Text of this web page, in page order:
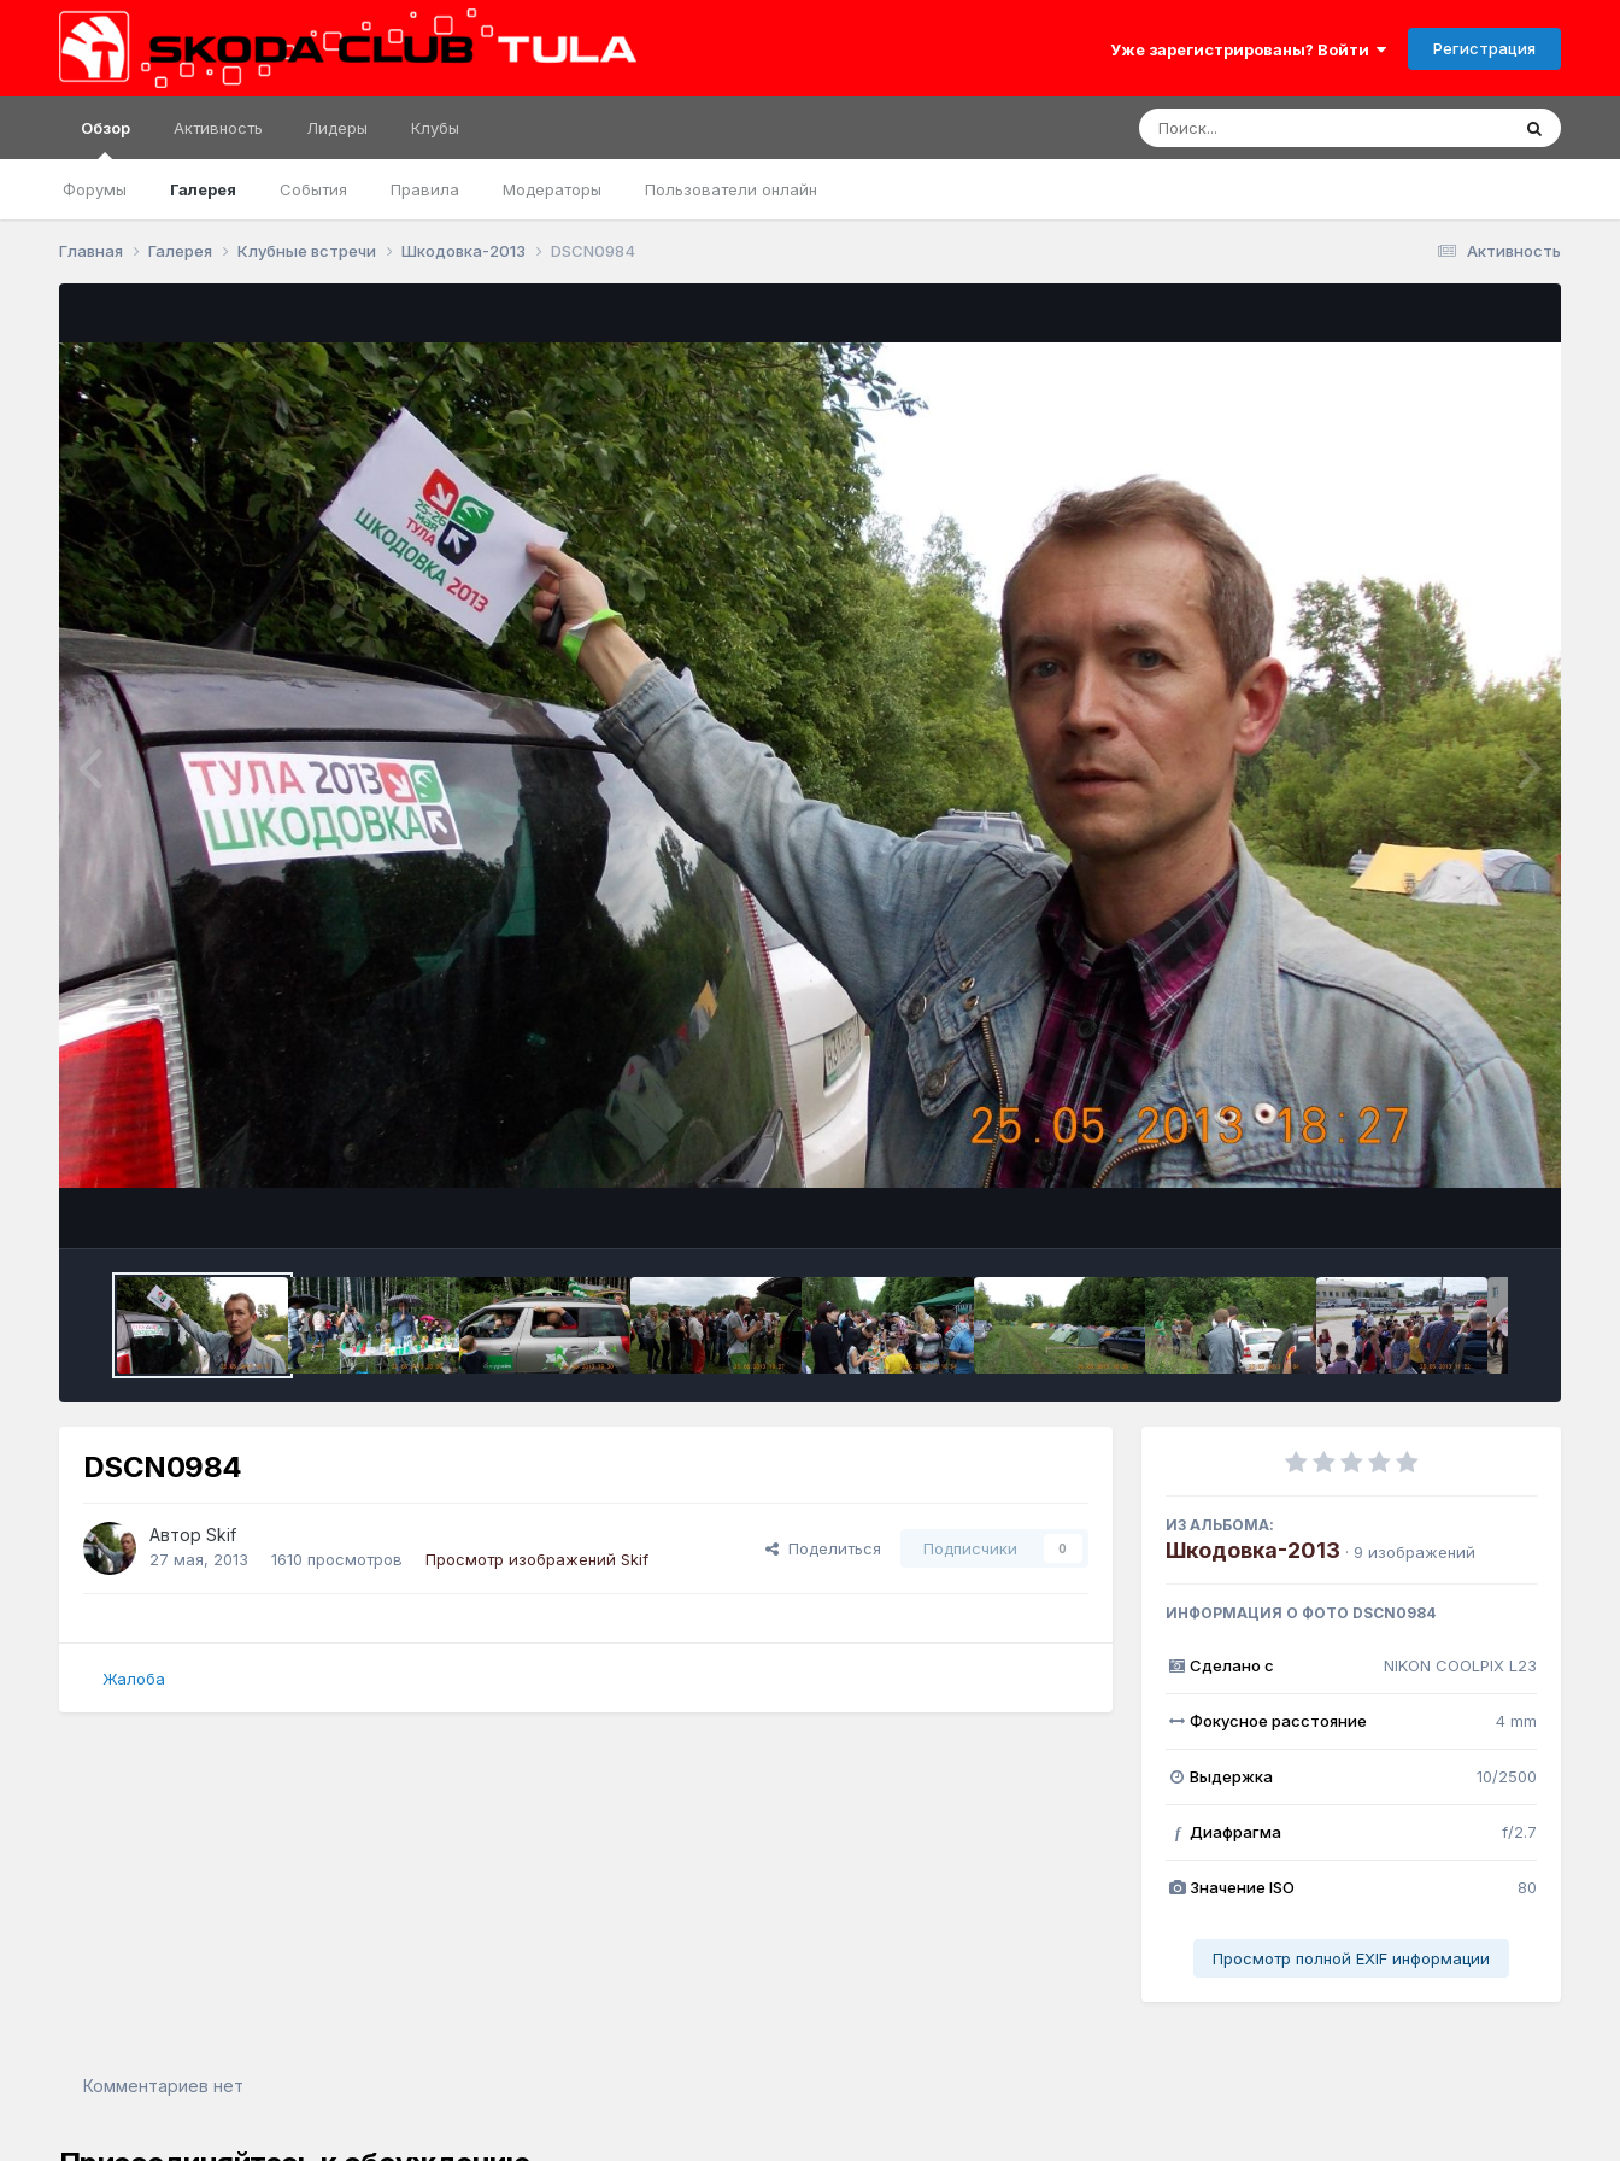
Уже зарегистрированы? Войти Регистрация
Обзор
Форумы Галерея События Правила Модераторы Пользователи онлайн
Активность Лидеры Клубы
Активность
Главная Галерея Клубные встречи Шкодовка-2013 DSCN0984
DSCN0984
Автор Skif
27 мая, 2013 1610 просмотров Просмотр изображений Skif
Поделиться Подписчики 0
Жалоба
ИЗ АЛЬБОМА:
Шкодовка-2013 · 9 изображений
ИНФОРМАЦИЯ О ФОТО DSCN0984
Сделано с NIKON COOLPIX L23
Фокусное расстояние 4 mm
Выдержка 10/2500
f Диафрагма f/2.7
Значение ISO 80
Просмотр полной EXIF информации
Комментариев нет